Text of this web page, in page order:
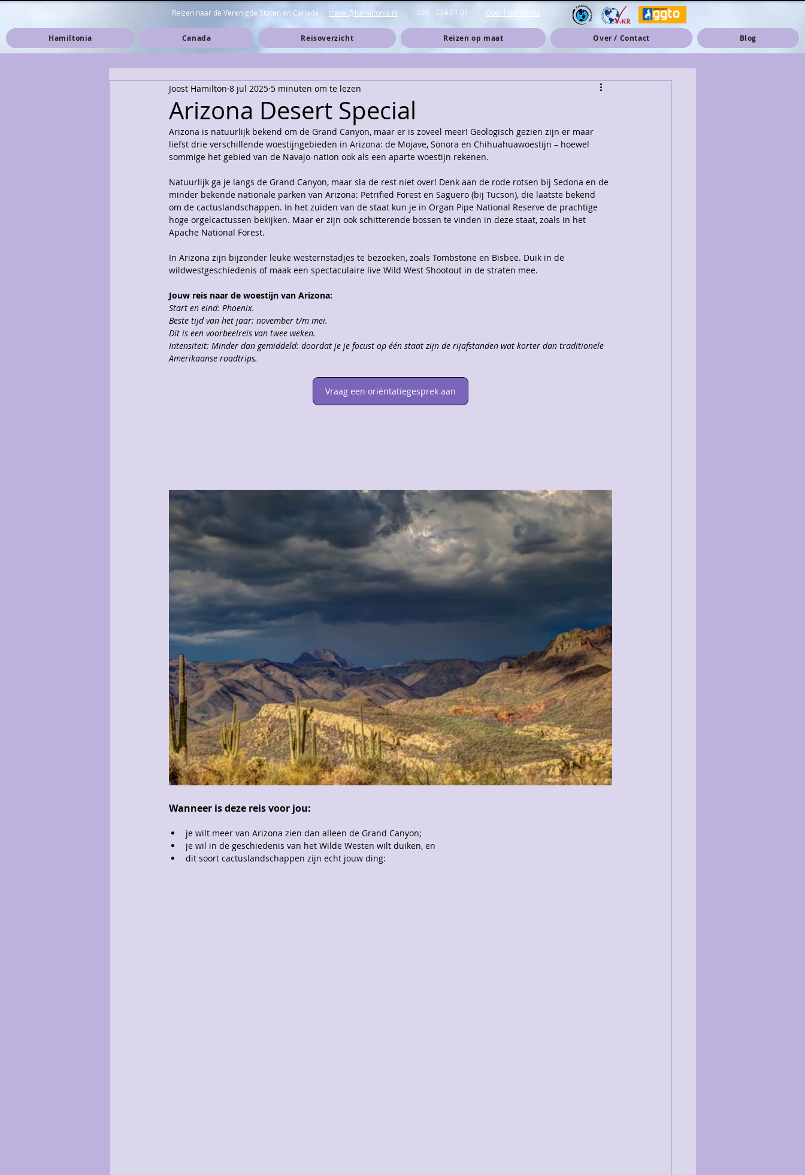
Reizen naar de Verenigde Staten en Canada travel@hamiltonia.nl 026 - 234 01 01 Over Hamiltonia
Hamiltonia Canada Reisoverzicht Reizen op maat Over / Contact Blog
Arizona Desert Special
Joost Hamilton 8 jul 2025 5 minuten om te lezen
Arizona is natuurlijk bekend om de Grand Canyon, maar er is zoveel meer! Geologisch gezien zijn er maar
liefst drie verschillende woestijngebieden in Arizona: de Mojave, Sonora en Chihuahuawoestijn – hoewel
sommige het gebied van de Navajo-nation ook als een aparte woestijn rekenen.
Natuurlijk ga je langs de Grand Canyon, maar sla de rest niet over! Denk aan de rode rotsen bij Sedona en de
minder bekende nationale parken van Arizona: Petrified Forest en Saguero (bij Tucson), die laatste bekend
om de cactuslandschappen. In het zuiden van de staat kun je in Organ Pipe National Reserve de prachtige
hoge orgelcactussen bekijken. Maar er zijn ook schitterende bossen te vinden in deze staat, zoals in het
Apache National Forest.
In Arizona zijn bijzonder leuke westernstadjes te bezoeken, zoals Tombstone en Bisbee. Duik in de
wildwestgeschiedenis of maak een spectaculaire live Wild West Shootout in de straten mee.
Jouw reis naar de woestijn van Arizona:
Start en eind: Phoenix.
Beste tijd van het jaar: november t/m mei.
Dit is een voorbeelreis van twee weken.
Intensiteit: Minder dan gemiddeld: doordat je je focust op één staat zijn de rijafstanden wat korter dan traditionele
Amerikaanse roadtrips.
Vraag een oriëntatiegesprek aan
Wanneer is deze reis voor jou:
je wilt meer van Arizona zien dan alleen de Grand Canyon;
je wil in de geschiedenis van het Wilde Westen wilt duiken, en
dit soort cactuslandschappen zijn echt jouw ding: